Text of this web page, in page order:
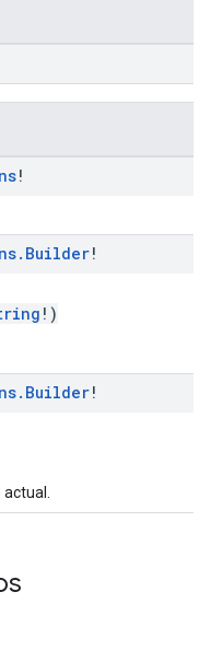
!
. Builder!
!)
. Builder!